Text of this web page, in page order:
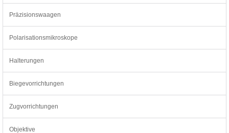
Präzisionswaagen
Polarisationsmikroskope
Halterungen
Biegevorrichtungen
Zugvorrichtungen
Objektive